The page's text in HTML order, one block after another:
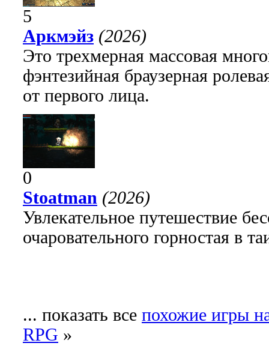
5
Аркмэйз (2026)
Это трехмерная массовая
фэнтезийная браузерная
от первого лица.
0
Stoatman (2026)
Увлекательное путешествие
очаровательного горностая в
... показать все похожие игры
RPG »